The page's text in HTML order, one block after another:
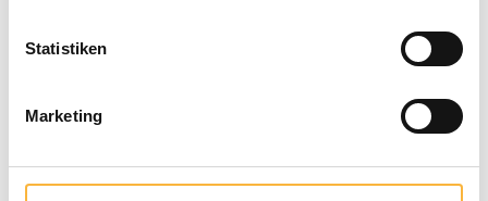
Statistiken
Marketing
% Restposten %
Körbe & Schwärme